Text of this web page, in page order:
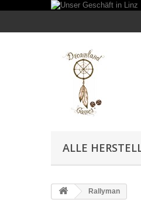
ALLE
Rallyman